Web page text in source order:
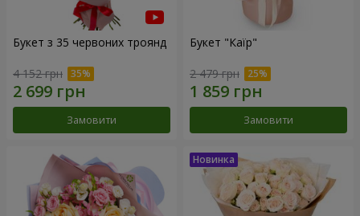
Букет з 35 червоних троянд
4 152 грн
Замовити
Букет "Каїр"
2 479 грн
Замовити